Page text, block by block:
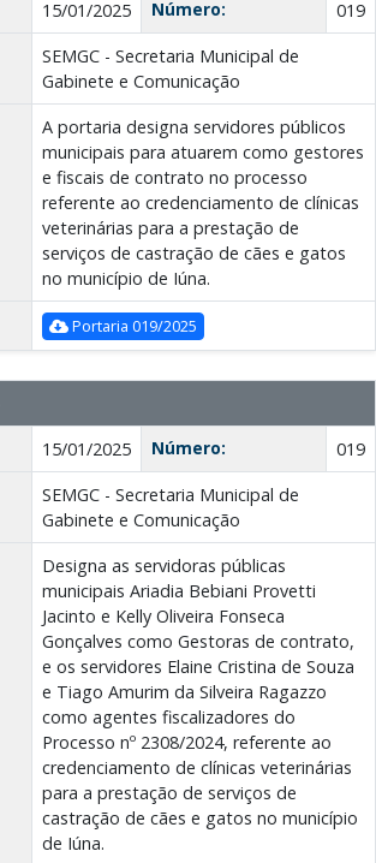
15/01/2025 Número:
019
SEMGC - Secretaria Municipal de
Gabinete e Comunicação
A portaria designa servidores públicos
municipais para atuarem como gestores
e fiscais de contrato no processo
referente ao credenciamento de clínicas
veterinárias para a prestação de
serviços de castração de cães e gatos
no município de Iúna.
Portaria 019/2025
15/01/2025 Número:
019
SEMGC - Secretaria Municipal de
Gabinete e Comunicação
Designa as servidoras públicas
municipais Ariadia Bebiani Provetti
Jacinto e Kelly Oliveira Fonseca
Gonçalves como Gestoras de contrato,
e os servidores Elaine Cristina de Souza
e Tiago Amurim da Silveira Ragazzo
como agentes fiscalizadores do
Processo nº 2308/2024, referente ao
credenciamento de clínicas veterinárias
para a prestação de serviços de
castração de cães e gatos no município
de Iúna.